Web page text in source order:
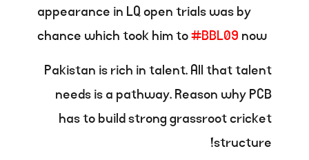
appearance in LQ open trials was by
chance which took him to#BBL09 now
Pakistan is rich in talent. All that talent
needs is a pathway. Reason why PCB
has to build strong grassroot cricket
structure!